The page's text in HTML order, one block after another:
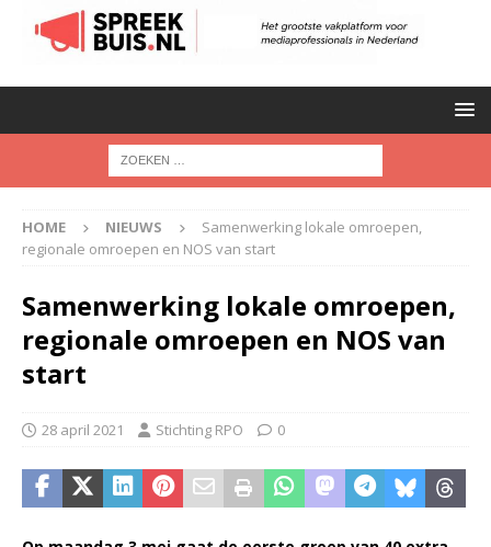
HOME NIEUWS
Samenwerking lokale omroepen,
regionale omroepen en NOS van start
Samenwerking lokale omroepen,
regionale omroepen en NOS van
start
28 april 2021 Stichting RPO 0